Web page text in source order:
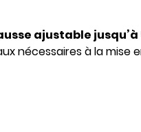
ajustable
nécessaires à la mise